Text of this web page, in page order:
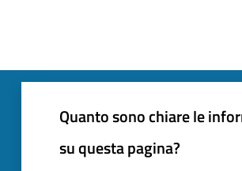
Quanto sono chiare le
su questa pagina?